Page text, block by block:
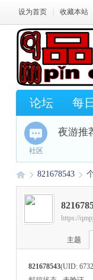
设为首页 收藏本站
论坛 每
社区
夜游推
›
821678543
https://
主题
821678543(UID: